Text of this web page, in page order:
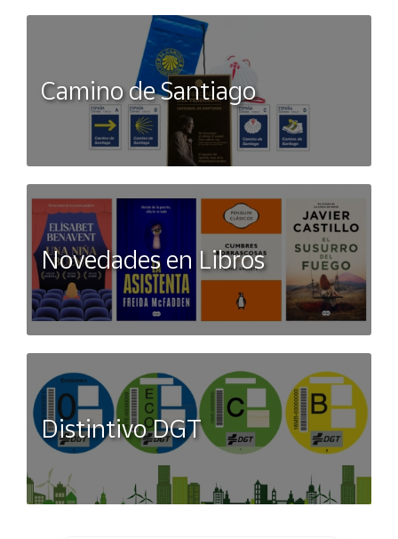
Camino de Santiago
Novedades en Libros
Distintivo DGT